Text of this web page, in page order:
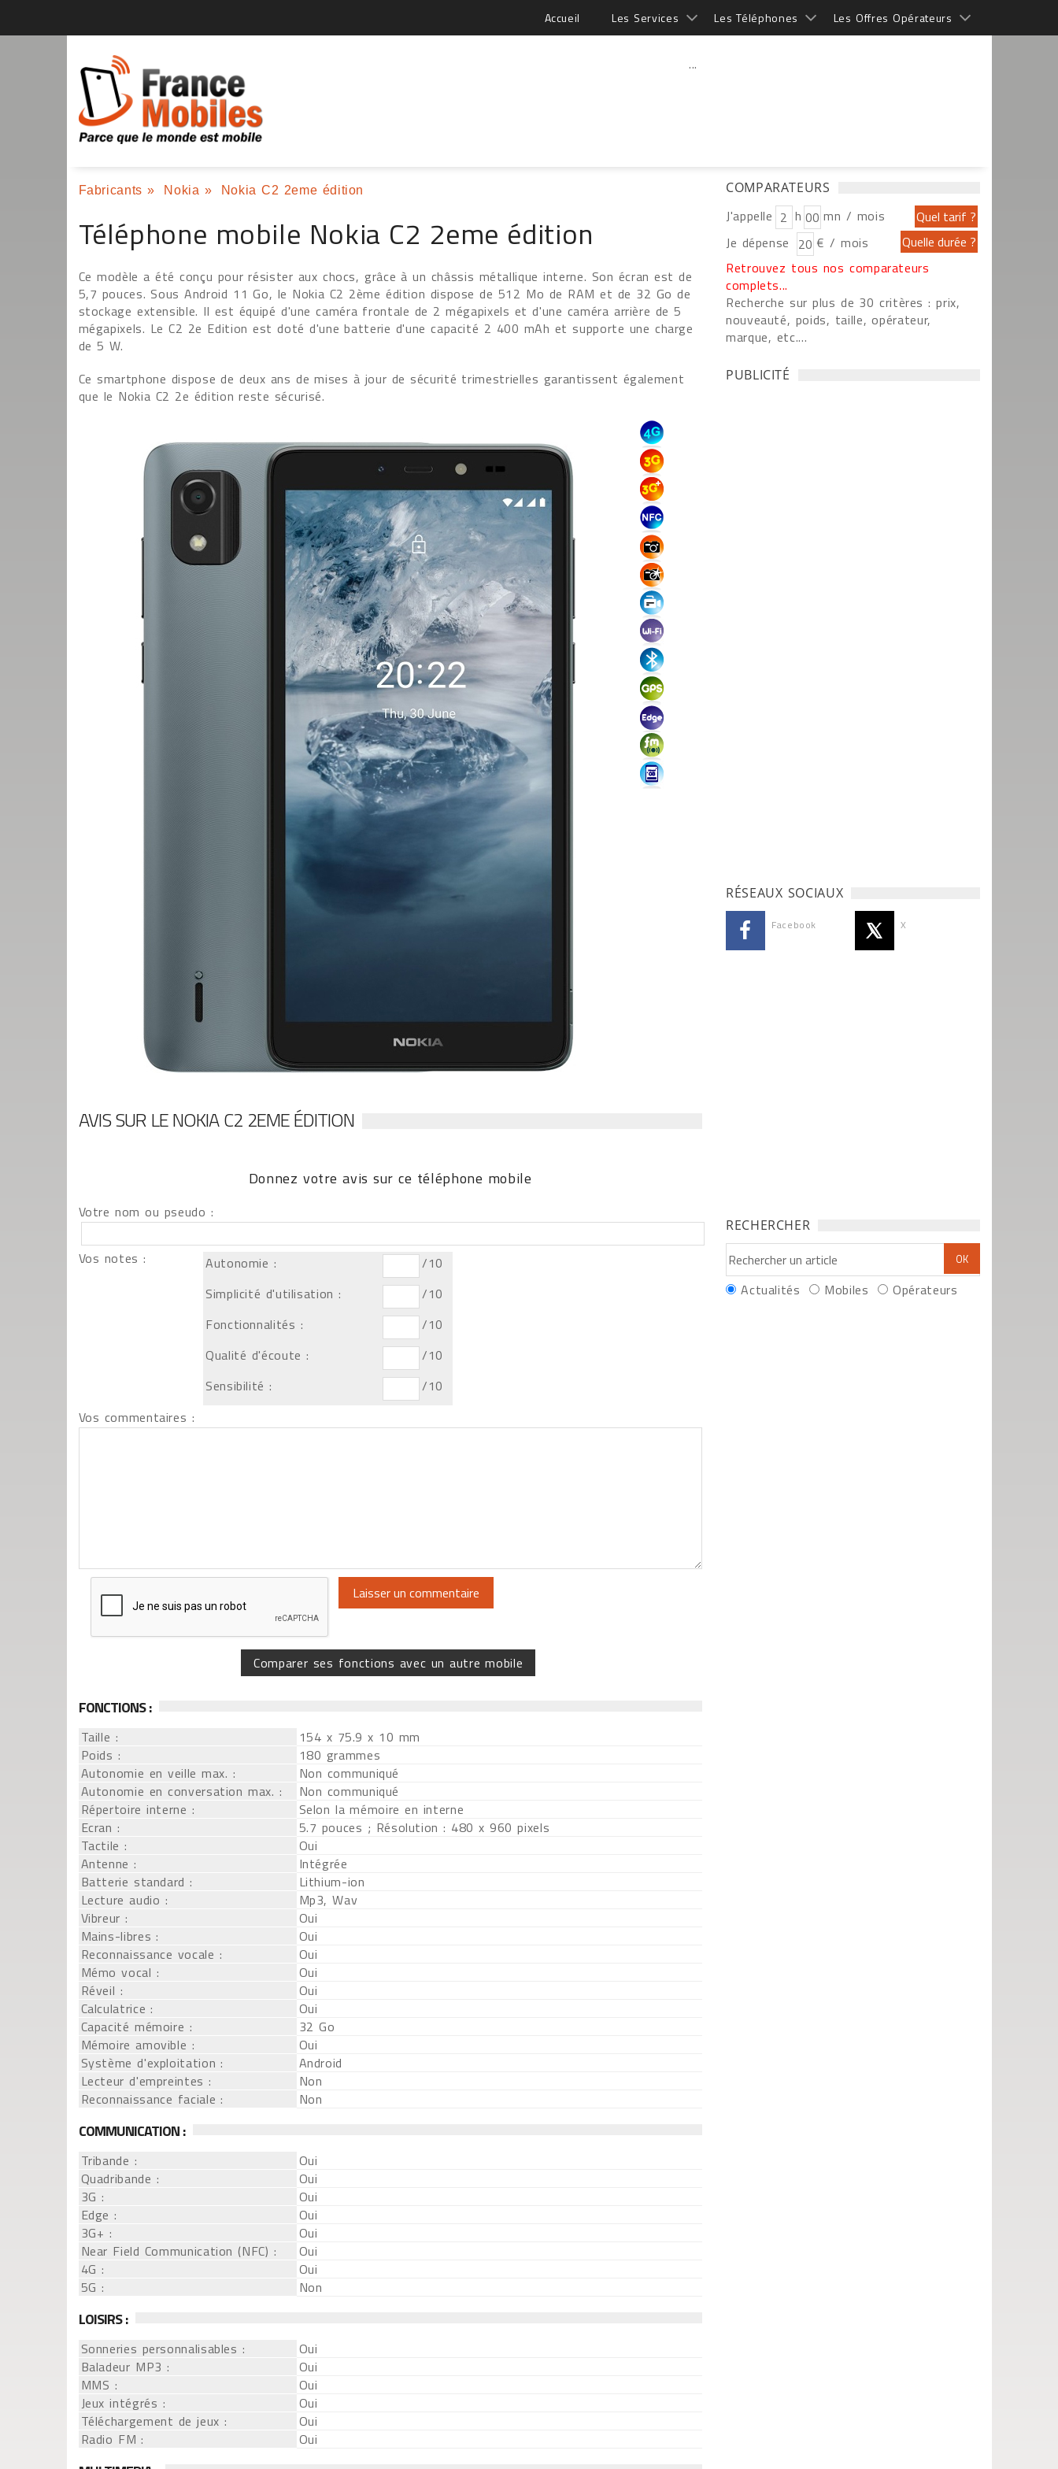
Accueil Les Services Les Téléphones Les Offres Opérateurs
...
Fabricants » Nokia » Nokia C2 2eme édition
Téléphone mobile Nokia C2 2eme édition
Ce modèle a été conçu pour résister aux chocs, grâce à un châssis métallique interne. Son écran est de
5,7 pouces. Sous Android 11 Go, le Nokia C2 2ème édition dispose de 512 Mo de RAM et de 32 Go de
stockage extensible. Il est équipé d'une caméra frontale de 2 mégapixels et d'une caméra arrière de 5
mégapixels. Le C2 2e Edition est doté d'une batterie d'une capacité 2 400 mAh et supporte une charge
de 5 W.
Ce smartphone dispose de deux ans de mises à jour de sécurité trimestrielles garantissent également
que le Nokia C2 2e édition reste sécurisé.
AVIS SUR LE NOKIA C2 2EME ÉDITION
Donnez votre avis sur ce téléphone mobile
Votre nom ou pseudo :
Vos notes : Autonomie :
/10
Simplicité d'utilisation :
/10
Fonctionnalités :
/10
Qualité d'écoute :
/10
Sensibilité :
/10
Vos commentaires :
Comparer ses fonctions avec un autre mobile
FONCTIONS :
Taille :
154 x 75.9 x 10 mm
Poids :
180 grammes
Autonomie en veille max. :
Non communiqué
Autonomie en conversation max. :
Non communiqué
Répertoire interne :
Selon la mémoire en interne
Ecran :
5.7 pouces ; Résolution : 480 x 960 pixels
Tactile :
Oui
Antenne :
Intégrée
Batterie standard :
Lithium-ion
Lecture audio :
Mp3, Wav
Vibreur :
Oui
Mains-libres :
Oui
Reconnaissance vocale :
Oui
Mémo vocal :
Oui
Réveil :
Oui
Calculatrice :
Oui
Capacité mémoire :
32 Go
Mémoire amovible :
Oui
Système d'exploitation :
Android
Lecteur d'empreintes :
Non
Reconnaissance faciale :
Non
COMMUNICATION :
Tribande :
Oui
Quadribande :
Oui
3G :
Oui
Edge :
Oui
3G+ :
Oui
Near Field Communication (NFC) :
Oui
4G :
Oui
5G :
Non
LOISIRS :
Sonneries personnalisables :
Oui
Baladeur MP3 :
Oui
MMS :
Oui
Jeux intégrés :
Oui
Téléchargement de jeux :
Oui
Radio FM :
Oui
COMPARATEURS
J'appelle h
mn / mois
Je dépense
€ / mois
Retrouvez tous nos comparateurs
complets...
Recherche sur plus de 30 critères : prix,
nouveauté, poids, taille, opérateur,
marque, etc....
PUBLICITÉ
RÉSEAUX SOCIAUX
Facebook X
RECHERCHER
Actualités Mobiles Opérateurs